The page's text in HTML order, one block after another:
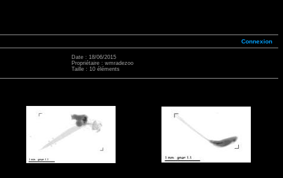
Connexion
Date : 18/06/2015
Propriétaire : wmradezoo
Taille : 10 éléments